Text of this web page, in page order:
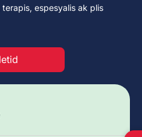
espesyalis ak plis